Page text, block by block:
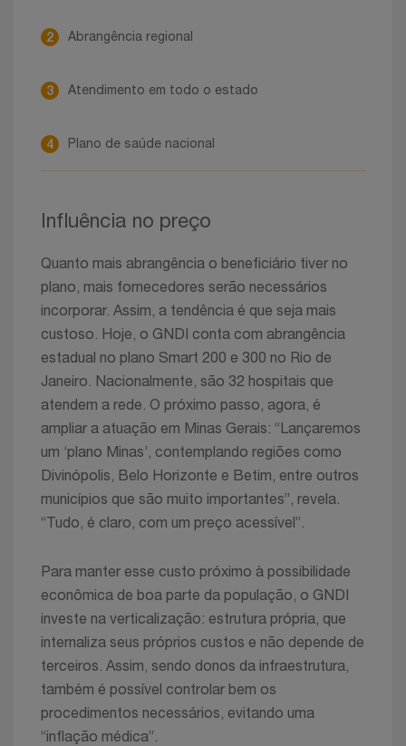
2 Abrangência regional
3 Atendimento em todo o estado
4 Plano de saúde nacional
Influência no preço
Quanto mais abrangência o beneficiário tiver no
plano, mais fornecedores serão necessários
incorporar. Assim, a tendência é que seja mais
custoso. Hoje, o GNDI conta com abrangência
estadual no plano Smart 200 e 300 no Rio de
Janeiro. Nacionalmente, são 32 hospitais que
atendem a rede. O próximo passo, agora, é
ampliar a atuação em Minas Gerais: “Lançaremos
um ‘plano Minas’, contemplando regiões como
Divinópolis, Belo Horizonte e Betim, entre outros
municípios que são muito importantes”, revela.
“Tudo, é claro, com um preço acessível”.
Para manter esse custo próximo à possibilidade
econômica de boa parte da população, o GNDI
investe na verticalização: estrutura própria, que
internaliza seus próprios custos e não depende de
terceiros. Assim, sendo donos da infraestrutura,
também é possível controlar bem os
procedimentos necessários, evitando uma
“inflação médica”.